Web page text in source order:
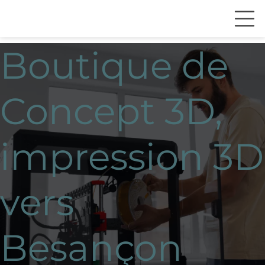
Boutique de
Concept 3D,
impression 3D
vers
Besançon